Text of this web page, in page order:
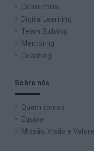
Consultoria
Digital Learning
Team Building
Mentoring
Coaching
Sobre nós
Quem somos
Equipa
Missão, Visão e